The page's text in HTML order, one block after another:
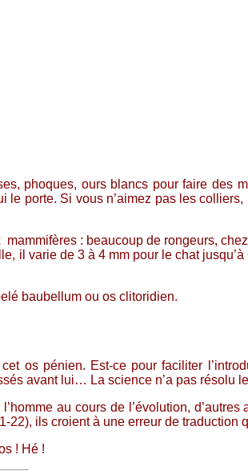
phoques, ours blancs pour faire des
porte. Si vous n’aimez pas les
: beaucoup de rongeurs,
il varie de 3 à 4 mm pour le chat
baubellum ou os clitoridien.
os pénien. Est-ce pour faciliter
avant lui… La science n’a pas résolu
au cours de l’évolution, d’autres
22), ils croient à une erreur de traduction
! Hé !